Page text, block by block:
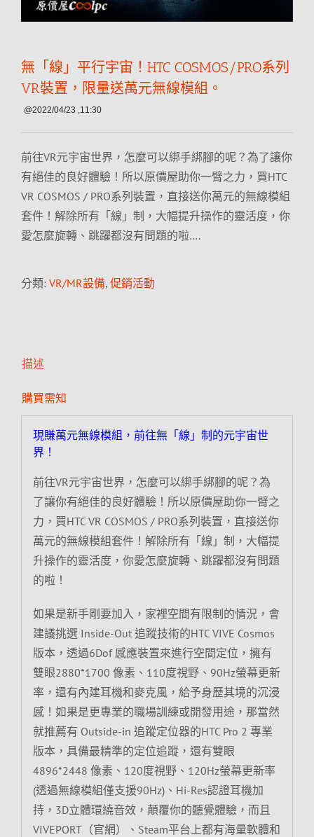
無「線」平行宇宙！HTC COSMOS/PRO系列
VR裝置，限量送萬元無線模組。
@2022/04/23 ,11:30
前往VR元宇宙世界，怎麼可以綁手綁腳的呢？為了讓你
有絕佳的良好體驗！所以原價屋助你一臂之力，買HTC
VR COSMOS / PRO系列裝置，直接送你萬元的無線模組
套件！解除所有「線」制，大幅提升操作的靈活度，你
愛怎麼旋轉、跳躍都沒有問題的啦….
分類: VR/MR設備, 促銷活動
描述
購買需知
現賺萬元無線模組，前往無「線」制的元宇宙世
界！
前往VR元宇宙世界，怎麼可以綁手綁腳的呢？為
了讓你有絕佳的良好體驗！所以原價屋助你一臂之
力，買HTC VR COSMOS / PRO系列裝置，直接送你
萬元的無線模組套件！解除所有「線」制，大幅提
升操作的靈活度，你愛怎麼旋轉、跳躍都沒有問題
的啦！
如果是新手剛要加入，家裡空間有限制的情況，會
建議挑選 Inside-Out 追蹤技術的HTC VIVE Cosmos
版本，透過6Dof 感應裝置來進行空間定位，擁有
雙眼2880*1700 像素、110度視野、90Hz螢幕更新
率，還有內建耳機和麥克風，給予身歷其境的沉浸
感！如果是更專業的職場訓練或開發用途，那當然
就推薦有 Outside-in 追蹤定位器的HTC Pro 2 專業
版本，具備最精準的定位追蹤，還有雙眼
4896*2448 像素、120度視野、120Hz螢幕更新率
(透過無線模組僅支援90Hz)、Hi-Res認證耳機加
持，3D立體環繞音效，顛覆你的聽覺體驗，而且
VIVEPORT（官網）、Steam平台上都有海量軟體和